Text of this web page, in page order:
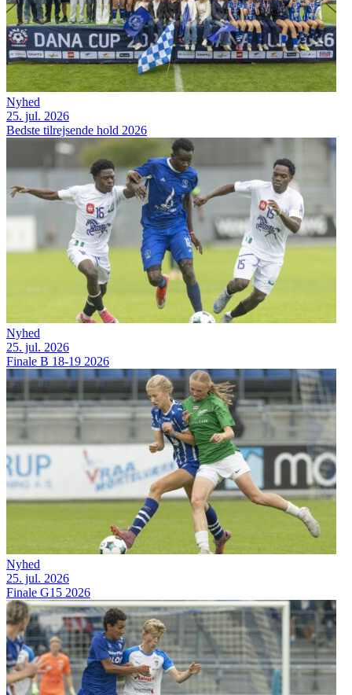
Nyhed
25. jul. 2026
Bedste tilrejsende hold 2026
Nyhed
25. jul. 2026
Finale B 18-19 2026
Nyhed
25. jul. 2026
Finale G15 2026